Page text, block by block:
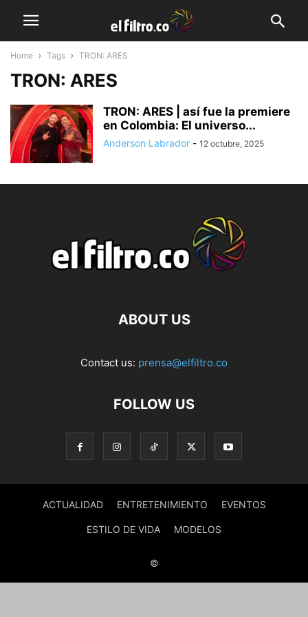
Home Tags TRON: ARES
TRON: ARES
TRON: ARES | así fue la premiere
en Colombia: El universo...
Anderson Labrador - 12 octubre, 2025
ABOUT US
Contact us: prensa@elfiltro.co
FOLLOW US
ACTUALIDAD ENTRETENIMIENTO EVENTOS
ESTILO DE VIDA MODELOS
©